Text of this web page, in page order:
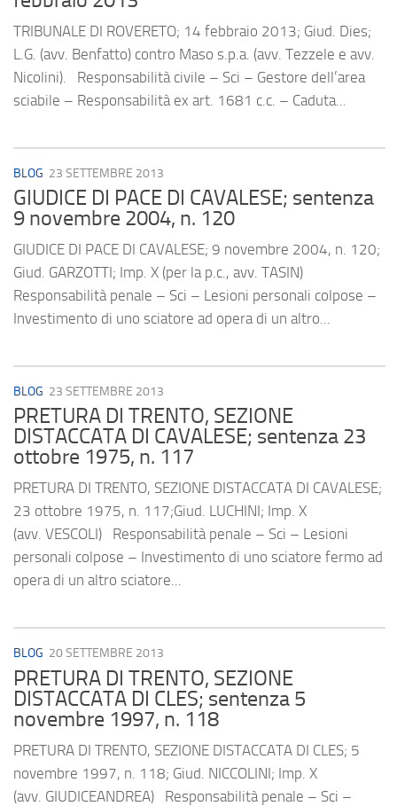
TRIBUNALE DI ROVERETO; 14 febbraio 2013; Giud. Dies;
L.G. (avv. Benfatto) contro Maso s.p.a. (avv. Tezzele e avv.
Nicolini). Responsabilità civile – Sci – Gestore dell’area
sciabile – Responsabilità ex art. 1681 c.c. – Caduta...
BLOG 23 SETTEMBRE 2013
GIUDICE DI PACE DI CAVALESE; sentenza
9 novembre 2004, n. 120
GIUDICE DI PACE DI CAVALESE; 9 novembre 2004, n. 120;
Giud. GARZOTTI; Imp. X (per la p.c., avv. TASIN)
Responsabilità penale – Sci – Lesioni personali colpose –
Investimento di uno sciatore ad opera di un altro...
BLOG 23 SETTEMBRE 2013
PRETURA DI TRENTO, SEZIONE
DISTACCATA DI CAVALESE; sentenza 23
ottobre 1975, n. 117
PRETURA DI TRENTO, SEZIONE DISTACCATA DI CAVALESE;
23 ottobre 1975, n. 117;Giud. LUCHINI; Imp. X
(avv. VESCOLI) Responsabilità penale – Sci – Lesioni
personali colpose – Investimento di uno sciatore fermo ad
opera di un altro sciatore...
BLOG 20 SETTEMBRE 2013
PRETURA DI TRENTO, SEZIONE
DISTACCATA DI CLES; sentenza 5
novembre 1997, n. 118
PRETURA DI TRENTO, SEZIONE DISTACCATA DI CLES; 5
novembre 1997, n. 118; Giud. NICCOLINI; Imp. X
(avv. GIUDICEANDREA) Responsabilità penale – Sci –